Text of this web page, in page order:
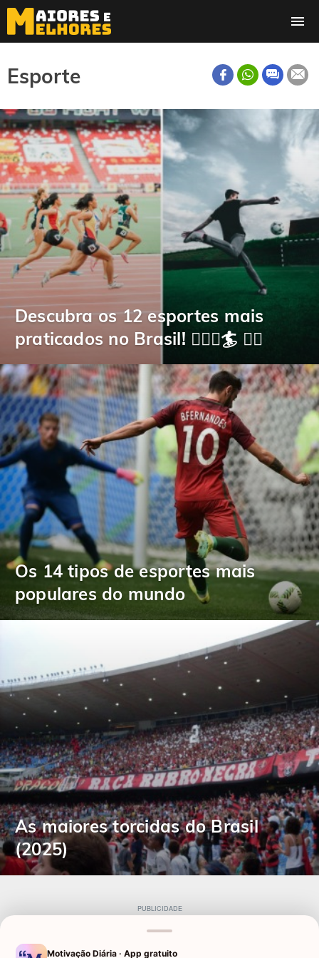
Esporte
Descubra os 12 esportes mais
praticados no Brasil! 🏃🏿‍♂️🏄 🏊‍♀️
Os 14 tipos de esportes mais
populares do mundo
As maiores torcidas do Brasil
(2025)
Motivação Diária · App gratuito